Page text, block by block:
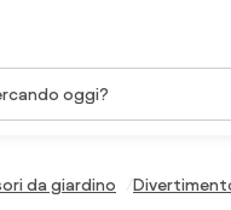
al contenuto
da giardino